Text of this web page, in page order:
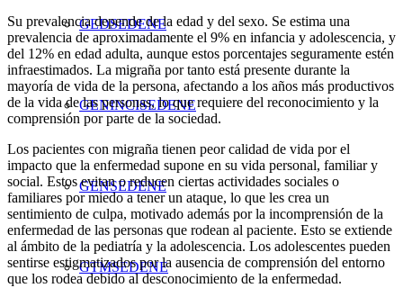
GEDSEDENE
GENINCISEDENE
GENSEDENE
GTMSEDENE
Su prevalencia depende de la edad y del sexo. Se estima una
prevalencia de aproximadamente el 9% en infancia y adolescencia, y
del 12% en edad adulta, aunque estos porcentajes seguramente estén
infraestimados. La migraña por tanto está presente durante la
mayoría de vida de la persona, afectando a los años más productivos
de la vida de las personas, lo que requiere del reconocimiento y la
comprensión por parte de la sociedad.
Los pacientes con migraña tienen peor calidad de vida por el
impacto que la enfermedad supone en su vida personal, familiar y
social. Estos evitan o reducen ciertas actividades sociales o
familiares por miedo a tener un ataque, lo que les crea un
sentimiento de culpa, motivado además por la incomprensión de la
enfermedad de las personas que rodean al paciente. Esto se extiende
al ámbito de la pediatría y la adolescencia. Los adolescentes pueden
sentirse estigmatizados por la ausencia de comprensión del entorno
que los rodea debido al desconocimiento de la enfermedad.